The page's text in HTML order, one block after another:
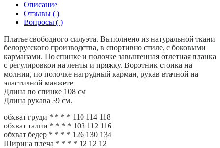
Описание
Отзывы ( )
Вопросы ( )
Платье свободного силуэта. Выполнено из натуральной ткани
белорусского производства, в спортивно стиле, с боковыми
карманами. По спинке и полочке завышенная отлетная планка
с регулировкой на ленты и пряжку. Воротник стойка на
молнии, по полочке нагрудный карман, рукав втачной на
эластичной манжете.
Длина по спинке 108 см
Длина рукава 39 см.
обхват груди * * * * 110 114 118
обхват талии * * * * 108 112 116
обхват бедер * * * * 126 130 134
Ширина плеча * * * * 12 12 12